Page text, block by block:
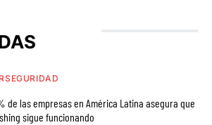
de las empresas en América Latina asegura que
sigue funcionando